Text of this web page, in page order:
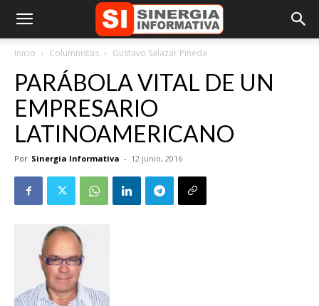
Inicio Columnistas Gustavo Salazar Pineda
PARÁBOLA VITAL DE UN
EMPRESARIO
LATINOAMERICANO
Por Sinergia Informativa - 12 junio, 2016